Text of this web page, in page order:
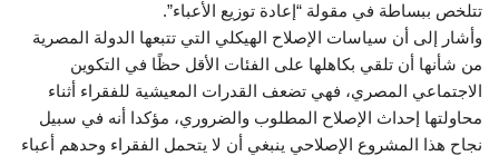
تتلخص ببساطة في مقولة “إعادة توزيع الأعباء”.
وأشار إلى أن سياسات الإصلاح الهيكلي التي تتبعها الدولة المصرية
من شأنها أن تلقي بكاهلها على الفئات الأقل حظًا في التكوين
الاجتماعي المصري، فهي تضعف القدرات المعيشية للفقراء أثناء
محاولتها إحداث الإصلاح المطلوب والضروري، مؤكدا أنه في سبيل
نجاح هذا المشروع الإصلاحي ينبغي أن لا يتحمل الفقراء وحدهم أعباء